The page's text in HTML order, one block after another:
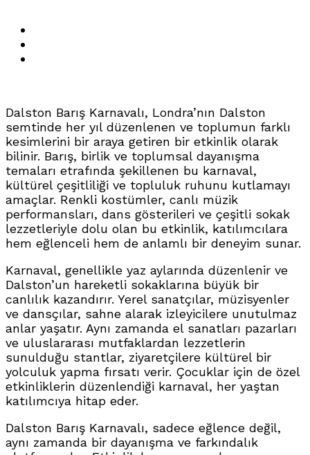
Dalston Barış Karnavalı, Londra’nın Dalston
semtinde her yıl düzenlenen ve toplumun farklı
kesimlerini bir araya getiren bir etkinlik olarak
bilinir. Barış, birlik ve toplumsal dayanışma
temaları etrafında şekillenen bu karnaval,
kültürel çeşitliliği ve topluluk ruhunu kutlamayı
amaçlar. Renkli kostümler, canlı müzik
performansları, dans gösterileri ve çeşitli sokak
lezzetleriyle dolu olan bu etkinlik, katılımcılara
hem eğlenceli hem de anlamlı bir deneyim sunar.
Karnaval, genellikle yaz aylarında düzenlenir ve
Dalston’un hareketli sokaklarına büyük bir
canlılık kazandırır. Yerel sanatçılar, müzisyenler
ve dansçılar, sahne alarak izleyicilere unutulmaz
anlar yaşatır. Aynı zamanda el sanatları pazarları
ve uluslararası mutfaklardan lezzetlerin
sunulduğu stantlar, ziyaretçilere kültürel bir
yolculuk yapma fırsatı verir. Çocuklar için de özel
etkinliklerin düzenlendiği karnaval, her yaştan
katılımcıya hitap eder.
Dalston Barış Karnavalı, sadece eğlence değil,
aynı zamanda bir dayanışma ve farkındalık